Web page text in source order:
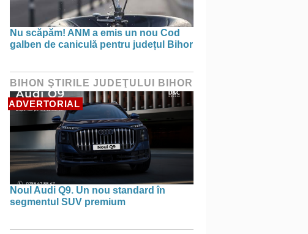
Nu scăpăm! ANM a emis un nou Cod
galben de caniculă pentru județul Bihor
BIHON ŞTIRILE JUDEŢULUI BIHOR
ADVERTORIAL
Noul Audi Q9. Un nou standard în
segmentul SUV premium